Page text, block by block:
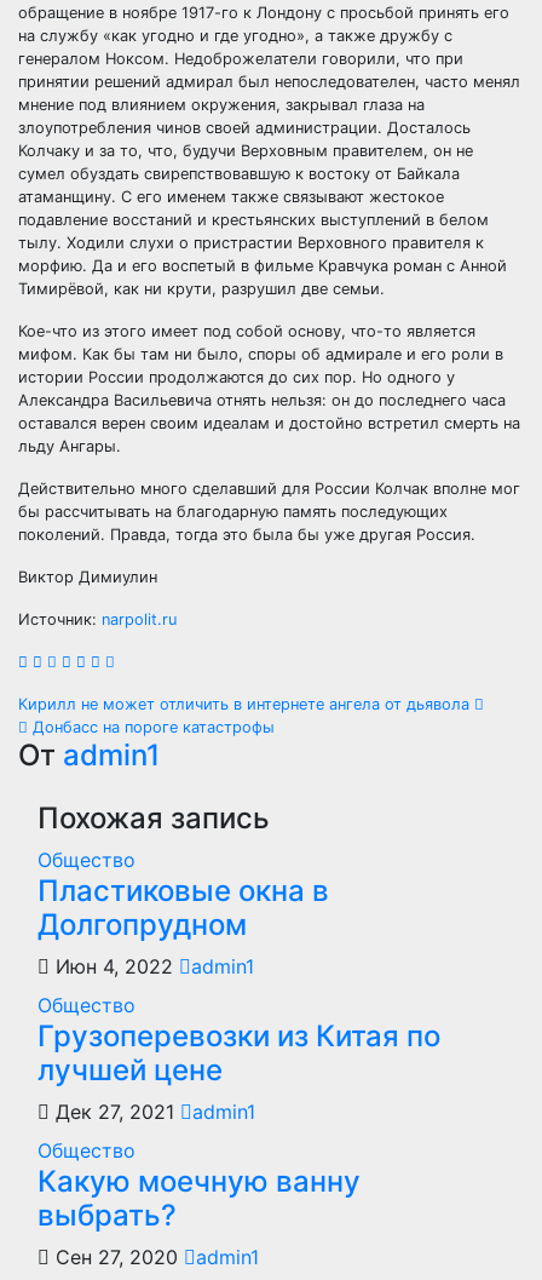
обращение в ноябре 1917-го к Лондону с просьбой принять его
на службу «как угодно и где угодно», а также дружбу с
генералом Ноксом. Недоброжелатели говорили, что при
принятии решений адмирал был непоследователен, часто менял
мнение под влиянием окружения, закрывал глаза на
злоупотребления чинов своей администрации. Досталось
Колчаку и за то, что, будучи Верховным правителем, он не
сумел обуздать свирепствовавшую к востоку от Байкала
атаманщину. С его именем также связывают жестокое
подавление восстаний и крестьянских выступлений в белом
тылу. Ходили слухи о пристрастии Верховного правителя к
морфию. Да и его воспетый в фильме Кравчука роман с Анной
Тимирёвой, как ни крути, разрушил две семьи.
Кое-что из этого имеет под собой основу, что-то является
мифом. Как бы там ни было, споры об адмирале и его роли в
истории России продолжаются до сих пор. Но одного у
Александра Васильевича отнять нельзя: он до последнего часа
оставался верен своим идеалам и достойно встретил смерть на
льду Ангары.
Действительно много сделавший для России Колчак вполне мог
бы рассчитывать на благодарную память последующих
поколений. Правда, тогда это была бы уже другая Россия.
Виктор Димиулин
Источник: narpolit.ru
Навигация
по
записям
Кирилл не может отличить в интернете ангела от дьявола
Донбасс на пороге катастрофы
От admin1
Похожая запись
Общество
Пластиковые окна в
Долгопрудном
Июн 4, 2022
admin1
Общество
Грузоперевозки из Китая по
лучшей цене
Дек 27, 2021
admin1
Общество
Какую моечную ванну
выбрать?
Сен 27, 2020 admin1